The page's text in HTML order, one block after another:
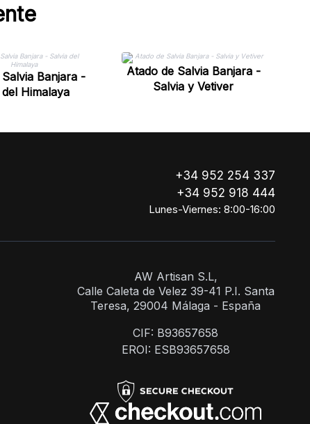
Banjara -
Himalaya
Atado de Salvia Banjara -
Salvia y Vetiver
+34 952 254 337
+34 952 918 444
Lunes-Viernes: 8:00-16:00
AW Artisan S.L,
Calle Caleta de Velez 39-41 P.I. Santa
Teresa, 29004 Málaga - España
CIF: B93657658
EROI: ESB93657658